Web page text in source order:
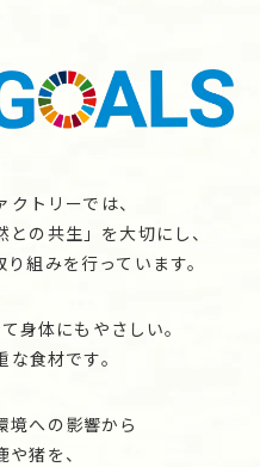
トリーでは、
との共生」を大切にし、
組みを行っています。
身体にもやさしい。
食材です。
境への影響から
猪を、